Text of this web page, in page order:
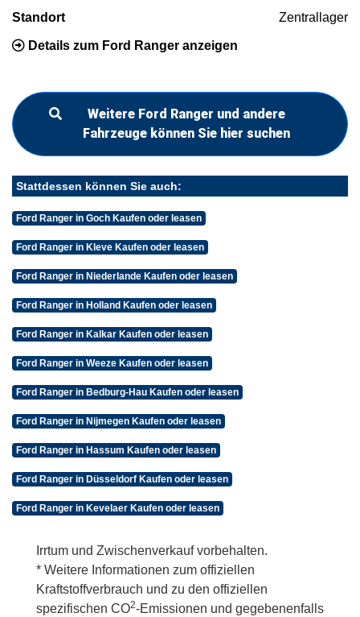
Standort Zentrallager
Details zum Ford Ranger anzeigen
Weitere Ford Ranger und andere
Fahrzeuge können Sie hier suchen
Stattdessen können Sie auch:
Ford Ranger in Goch Kaufen oder leasen
Ford Ranger in Kleve Kaufen oder leasen
Ford Ranger in Niederlande Kaufen oder leasen
Ford Ranger in Holland Kaufen oder leasen
Ford Ranger in Kalkar Kaufen oder leasen
Ford Ranger in Weeze Kaufen oder leasen
Ford Ranger in Bedburg-Hau Kaufen oder leasen
Ford Ranger in Nijmegen Kaufen oder leasen
Ford Ranger in Hassum Kaufen oder leasen
Ford Ranger in Düsseldorf Kaufen oder leasen
Ford Ranger in Kevelaer Kaufen oder leasen
Irrtum und Zwischenverkauf vorbehalten.
* Weitere Informationen zum offiziellen
Kraftstoffverbrauch und zu den offiziellen
spezifischen CO2-Emissionen und gegebenenfalls